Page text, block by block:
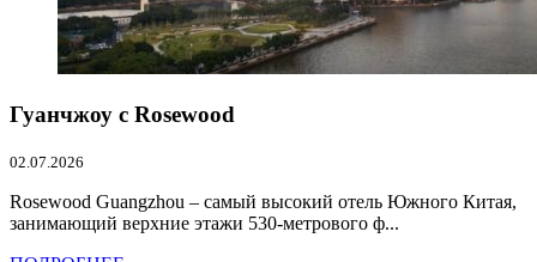
Гуанчжоу с Rosewood
02.07.2026
Rosewood Guangzhou – самый высокий отель Южного Китая,
занимающий верхние этажи 530-метрового ф...